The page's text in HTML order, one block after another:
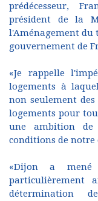
prédécesseur,
président de la
l'Aménagement du
gouvernement de
«Je rappelle
logements à
non seulement
logements pour
une ambition
conditions de notre
«Dijon a
particulièrement
détermination